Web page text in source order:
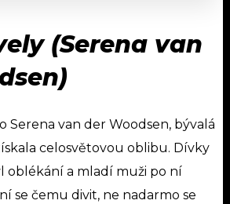
(Serena van
Serena van der Woodsen, bývalá
celosvětovou oblibu. Dívky
oblékání a mladí muži po ní
se čemu divit, ne nadarmo se